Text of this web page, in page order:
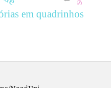
em quadrinhos